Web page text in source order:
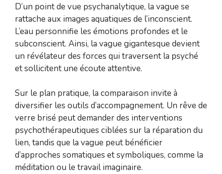
D’un point de vue psychanalytique, la vague se
rattache aux images aquatiques de l’inconscient.
L’eau personnifie les émotions profondes et le
subconscient. Ainsi, la vague gigantesque devient
un révélateur des forces qui traversent la psyché
et sollicitent une écoute attentive.
Sur le plan pratique, la comparaison invite à
diversifier les outils d’accompagnement. Un rêve de
verre brisé peut demander des interventions
psychothérapeutiques ciblées sur la réparation du
lien, tandis que la vague peut bénéficier
d’approches somatiques et symboliques, comme la
méditation ou le travail imaginaire.